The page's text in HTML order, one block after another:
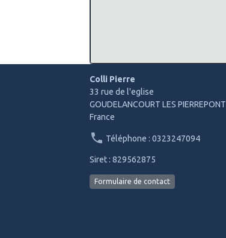
Colli Pierre
33 rue de l'eglise
GOUDELANCOURT LES PIERREPONT
France
Téléphone : 0323247094
Siret : 829562875
Formulaire de contact